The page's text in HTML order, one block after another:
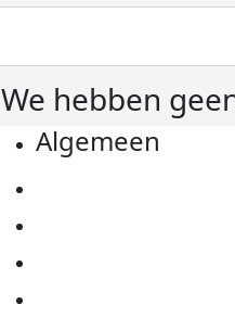
We hebben
Algemeen